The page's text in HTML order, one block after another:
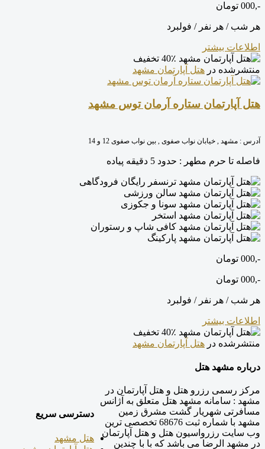
-,000 تومان
هر شب / هر نفر / فولبرد
اطلاعات بیشتر
40٪ تخفیف
منتشرشده در هتل آپارتمان مشهد
هتل آپارتمان ستاره آرمان توس مشهد
آدرس : مشهد , خیابان نواب صفوی , بین نواب صفوی 12 و 14
فاصله تا حرم مطهر : حدود 5 دقیقه پیاده
ترنسفر رایگان فرودگاهی
سالن ورزشی
سونا و جکوزی
استخر
کافی شاپ و رستوران
پارکینگ
-,000 تومان
-,000 تومان
هر شب / هر نفر / فولبرد
اطلاعات بیشتر
40٪ تخفیف
منتشرشده در هتل آپارتمان مشهد
درباره مشهد هتل
مرکز رسمی رزرو هتل و هتل آپارتمان در
مشهد : سامانه مشهد هتل متعلق به آژانس
مسافرتی شهریار گشت مشرق زمین
مشهد با شماره ثبت 68676 تخصصی ترین
وب سایت رزرواسیون هتل و هتل آپارتمان
در مشهد الرضا می باشد که با با چندین
دسترسی سریع
هتل مشهد